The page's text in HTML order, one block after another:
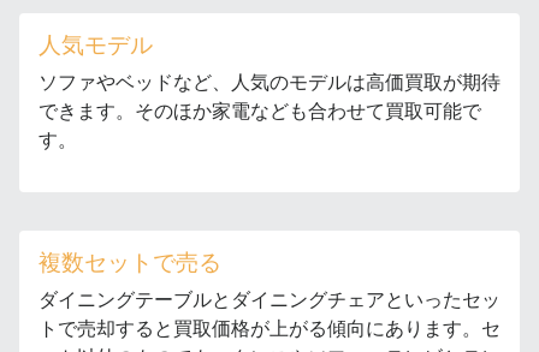
人気モデル
ソファやベッドなど、人気のモデルは高価買取が期待
できます。そのほか家電なども合わせて買取可能で
す。
複数セットで売る
ダイニングテーブルとダイニングチェアといったセッ
トで売却すると買取価格が上がる傾向にあります。セ